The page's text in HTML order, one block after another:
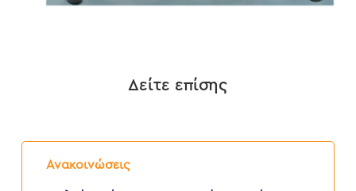
Δείτε επίσης
Ανακοινώσεις
Δελτίο
Τύπου: